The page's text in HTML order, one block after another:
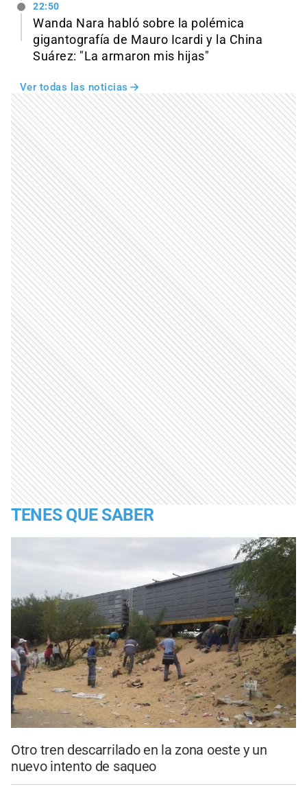
22:50
Wanda Nara habló sobre la polémica
gigantografía de Mauro Icardi y la China
Suárez: "La armaron mis hijas"
Ver todas las noticias
TENES QUE SABER
Otro tren descarrilado en la zona oeste y un
nuevo intento de saqueo